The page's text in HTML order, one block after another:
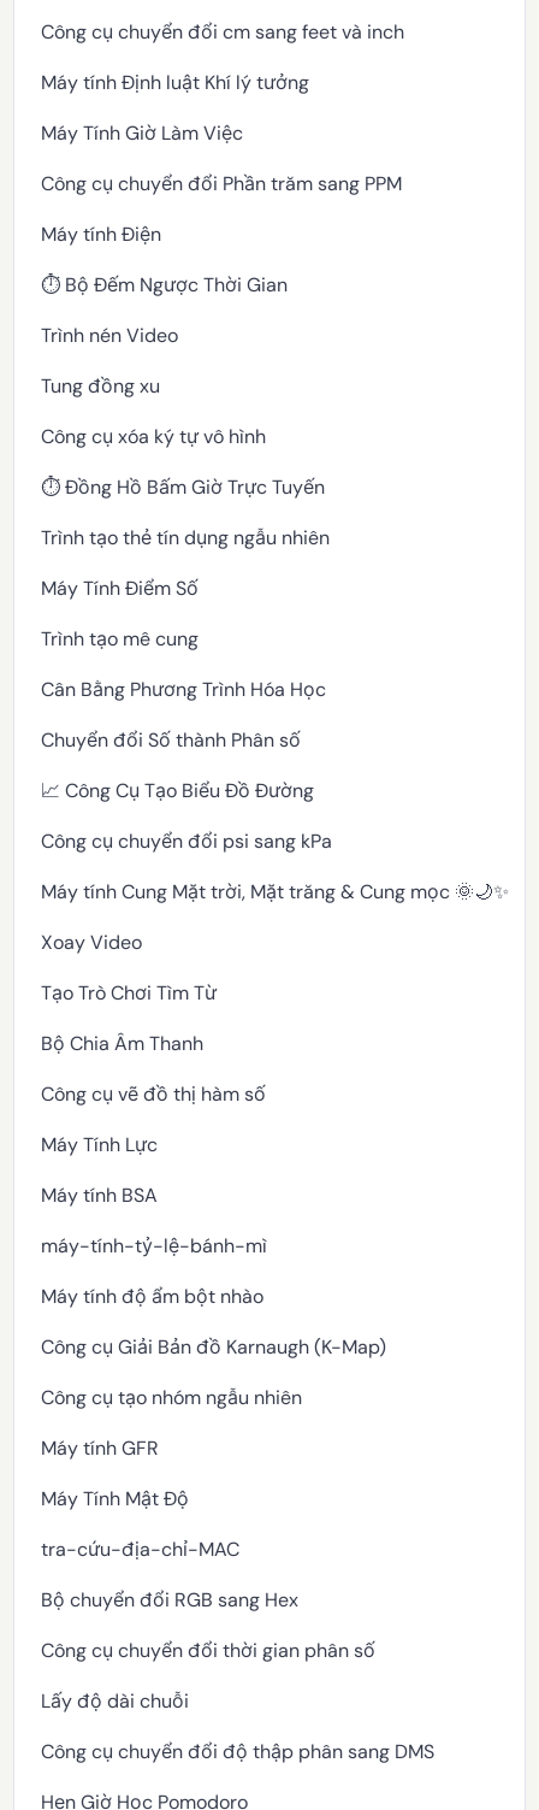
Công cụ chuyển đổi cm sang feet và inch
Máy tính Định luật Khí lý tưởng
Máy Tính Giờ Làm Việc
Công cụ chuyển đổi Phần trăm sang PPM
Máy tính Điện
⏱️ Bộ Đếm Ngược Thời Gian
Trình nén Video
Tung đồng xu
Công cụ xóa ký tự vô hình
⏱️ Đồng Hồ Bấm Giờ Trực Tuyến
Trình tạo thẻ tín dụng ngẫu nhiên
Máy Tính Điểm Số
Trình tạo mê cung
Cân Bằng Phương Trình Hóa Học
Chuyển đổi Số thành Phân số
📈 Công Cụ Tạo Biểu Đồ Đường
Công cụ chuyển đổi psi sang kPa
Máy tính Cung Mặt trời, Mặt trăng & Cung mọc 🌞🌙✨
Xoay Video
Tạo Trò Chơi Tìm Từ
Bộ Chia Âm Thanh
Công cụ vẽ đồ thị hàm số
Máy Tính Lực
Máy tính BSA
máy-tính-tỷ-lệ-bánh-mì
Máy tính độ ẩm bột nhào
Công cụ Giải Bản đồ Karnaugh (K-Map)
Công cụ tạo nhóm ngẫu nhiên
Máy tính GFR
Máy Tính Mật Độ
tra-cứu-địa-chỉ-MAC
Bộ chuyển đổi RGB sang Hex
Công cụ chuyển đổi thời gian phân số
Lấy độ dài chuỗi
Công cụ chuyển đổi độ thập phân sang DMS
Hẹn Giờ Học Pomodoro